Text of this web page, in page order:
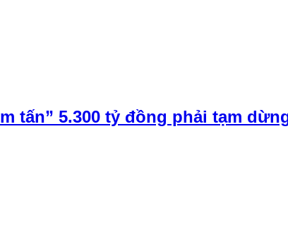
tấn” 5.300 tỷ đồng phải tạm